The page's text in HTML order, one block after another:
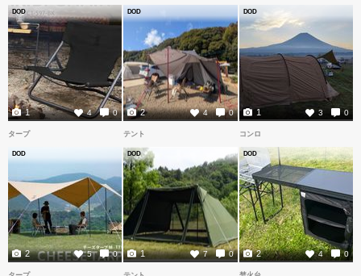
DOD
4 0
1
DOD
4 0
2
DOD
3 0
1
タープ
DOD
5 0
2
テント
DOD
7 0
1
コンロ
DOD
4 0
2